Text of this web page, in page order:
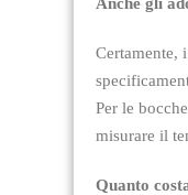
Certamente,
Per le
misurare il
Quanto